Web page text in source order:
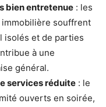
bien entretenue : les
souffrent
isolés et de parties
à une
général.
services réduite : le
ouverts en soirée,